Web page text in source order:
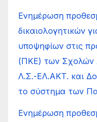
Ενημέρωση
δικαιολογητικών
υποψηφίων στις
(ΠΚΕ) των Σχολών
Λ.Σ.-ΕΛ.ΑΚΤ. και
το σύστημα των
Ενημέρωση